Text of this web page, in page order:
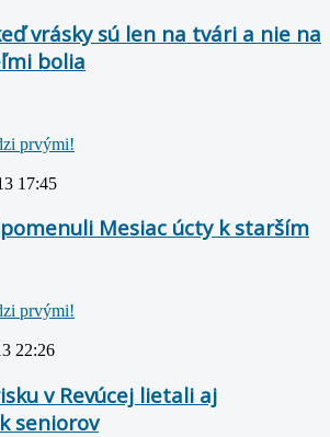
vrásky sú len na tvári a nie na
bolia
prvými!
17:45
Mesiac úcty k starším
prvými!
22:26
v Revúcej lietali aj
seniorov